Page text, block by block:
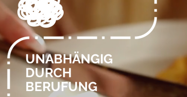
UNABHÄNGIG
DURCH
BERUFUNG